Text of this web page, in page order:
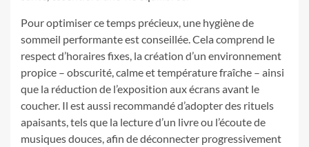
Pour optimiser ce temps précieux, une hygiène de
sommeil performante est conseillée. Cela comprend le
respect d’horaires fixes, la création d’un environnement
propice – obscurité, calme et température fraîche – ainsi
que la réduction de l’exposition aux écrans avant le
coucher. Il est aussi recommandé d’adopter des rituels
apaisants, tels que la lecture d’un livre ou l’écoute de
musiques douces, afin de déconnecter progressivement